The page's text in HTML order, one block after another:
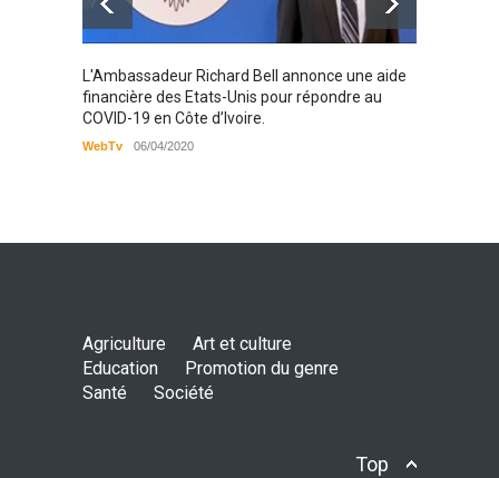
L'Ambassadeur Richard Bell annonce une aide
financière des Etats-Unis pour répondre au
COVID-19 en Côte d’Ivoire.
WebTv 06/04/2020
Agriculture
Art et culture
Education
Promotion du genre
Santé
Société
Top